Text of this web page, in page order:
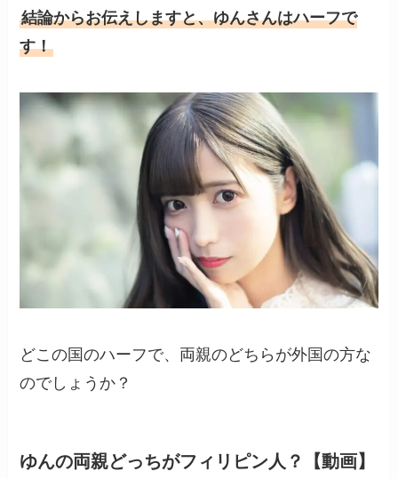
結論からお伝えしますと、ゆんさんはハーフで
す！
どこの国のハーフで、両親のどちらが外国の方な
のでしょうか？
ゆんの両親どっちがフィリピン人？【動画】